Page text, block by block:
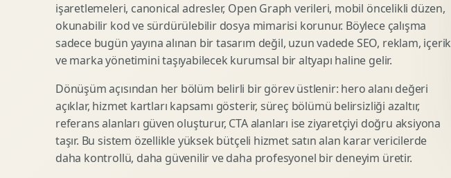
E Ticaret Kutu Tasarimi
Ambalaj Mockup Tasarimi
Fuaye Gorsel Tasarimi
Kurumsal Ilan Tasarimi
Deger Onerisi Tasarimi
Pazara Giris Stratejisi
Shopify Tasarim
Woocommerce Tasarim
Eticaret UX Optimizasyonu
Urun Sayfasi Tasarimi
Lead Generation Landing Page
Reklam Landing Page
Urun Lansman Sayfasi
Ab Test Arayuzu
Display Banner Tasarimi
Video Reklam Kreatifi
Outdoor Reklam Tasarimi
işaretlemeleri, canonical adresler, Open Graph verileri, mobil öncelikli düzen,
okunabilir kod ve sürdürülebilir dosya mimarisi korunur. Böylece çalışma
sadece bugün yayına alınan bir tasarım değil, uzun vadede SEO, reklam, içerik
ve marka yönetimini taşıyabilecek kurumsal bir altyapı haline gelir.
Dönüşüm açısından her bölüm belirli bir görev üstlenir: hero alanı değeri
açıklar, hizmet kartları kapsamı gösterir, süreç bölümü belirsizliği azaltır,
referans alanları güven oluşturur, CTA alanları ise ziyaretçiyi doğru aksiyona
taşır. Bu sistem özellikle yüksek bütçeli hizmet satın alan karar vericilerde
daha kontrollü, daha güvenilir ve daha profesyonel bir deneyim üretir.